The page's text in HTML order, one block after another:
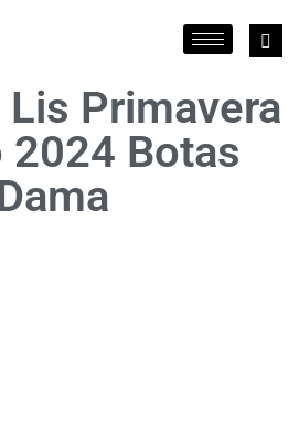
Primavera
2024 Botas